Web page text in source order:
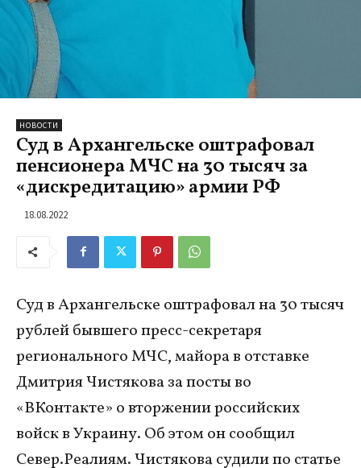
НОВОСТИ
Суд в Архангельске оштрафовал
пенсионера МЧС на 30 тысяч за
«дискредитацию» армии РФ
18.08.2022
Суд в Архангельске оштрафовал на 30 тысяч
рублей бывшего пресс-секретаря
регионального МЧС, майора в отставке
Дмитрия Чистякова за посты во
«ВКонтакте» о вторжении российских
войск в Украину. Об этом он сообщил
Север.Реалиям. Чистякова судили по статье